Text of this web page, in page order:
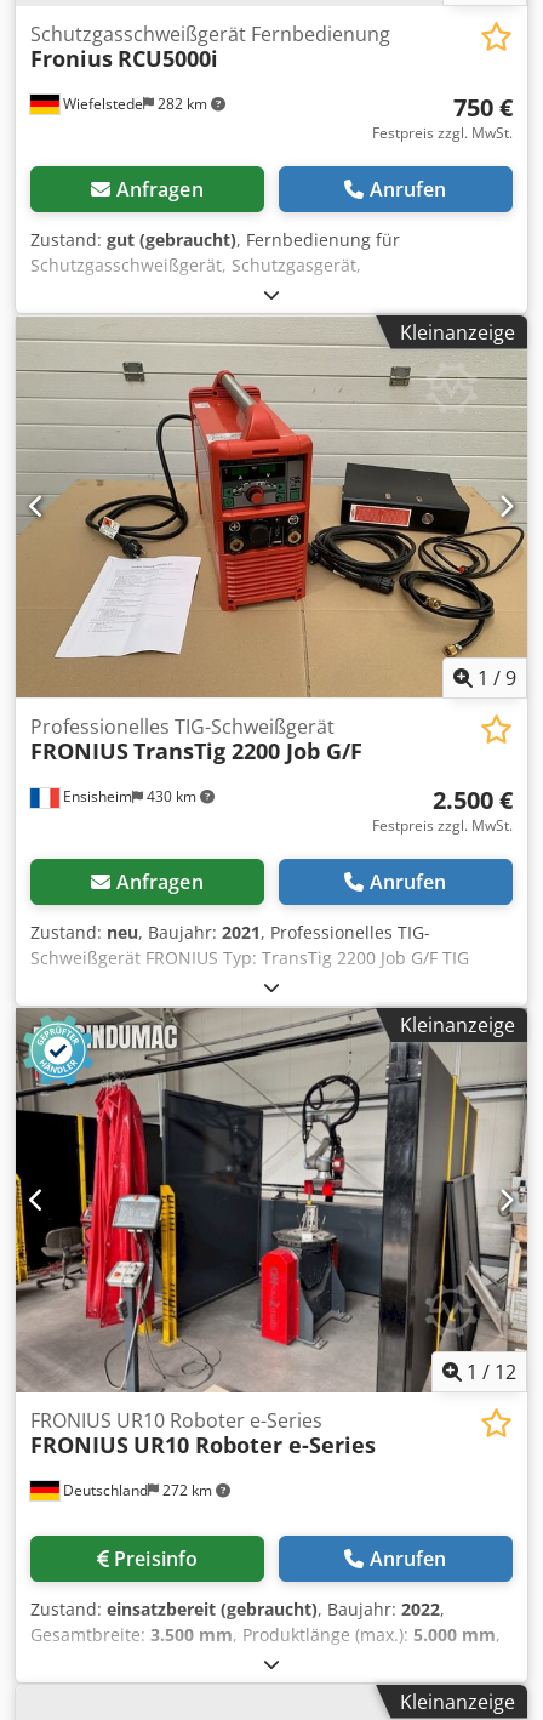
Wiefelstede 282 km
Schutzgasschweißgerät Fernbedienung
Fronius RCU5000i
750 €
Festpreis zzgl. MwSt.
Anfragen Anrufen
Zustand: gut (gebraucht), Fernbedienung für
Schutzgasschweißgerät, Schutzgasgerät,
Schweißgleichrichter, Handregler -Hersteller: Fronius,
Fernbedienung RCU5000i .: 4,046,098 Credpfx
Agegrlppjmjf -Spannung: U1 24 V -Abmessungen:
180/260/H50 mm -Gewicht: 1,5 kg
Kleinanzeige
1 /9
Ensisheim 430 km
Professionelles TIG-Schweißgerät
FRONIUSTransTig 2200 Job G/F
2.500 €
Festpreis zzgl. MwSt.
Anfragen Anrufen
Zustand: neu, Baujahr: 2021, Professionelles TIG-
Schweißgerät FRONIUS Typ: TransTig 2200 Job G/F TIG
Gleichstrom (DC) Maximale Leistung: 220 A 2-Takt und 4-
Takt-Betrieb Crodpfx Aozmxvhegmof (Weitere technische
Details siehe Foto) Baujahr: 2021 Neu, unbenutzt
(Kaufpreis: 3.594 Euro) Spannung: 230 V, einphasig
Kleinanzeige
1 / 12
Deutschland 272 km
FRONIUS UR10 Roboter e-Series
FRONIUS UR10 Roboter e-Series
Preisinfo Anrufen
Zustand: einsatzbereit (gebraucht), Baujahr: 2022,
Gesamtbreite: 3.500 mm, Produktlänge (max.): 5.000 mm,
, Dieser 6-Achsen-Roboter der
FRONIUS UR10 e-Serie wurde im Jahr 2022 hergestellt. Er
verfügt über einen 6-Achsen-Roboter mit Bedienfeld, einer
Kleinanzeige